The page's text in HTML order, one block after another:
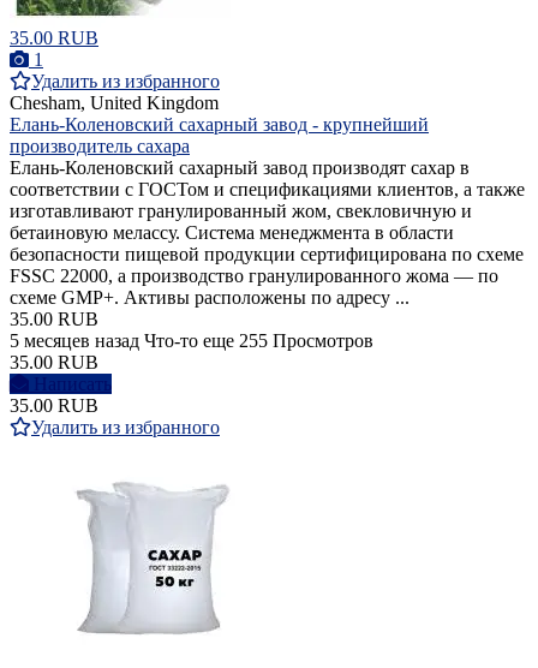
35.00 RUB
1
Удалить из избранного
Chesham, United Kingdom
Елань-Коленовский сахарный завод - крупнейший
производитель сахара
Елань-Коленовский сахарный завод производят сахар в
соответствии с ГОСТом и спецификациями клиентов, а также
изготавливают гранулированный жом, свекловичную и
бетаиновую мелассу. Система менеджмента в области
безопасности пищевой продукции сертифицирована по схеме
FSSC 22000, а производство гранулированного жома — по
схеме GMP+. Активы расположены по адресу ...
35.00 RUB
5 месяцев назад Что-то еще 255 Просмотров
35.00 RUB
Написать
35.00 RUB
Удалить из избранного